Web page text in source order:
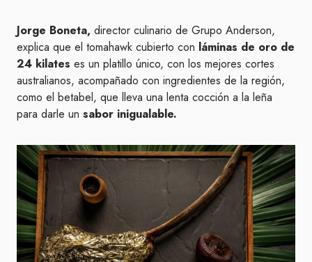
Jorge Boneta, director culinario de Grupo Anderson,
explica que el tomahawk cubierto con láminas de oro de
24 kilates es un platillo único, con los mejores cortes
australianos, acompañado con ingredientes de la región,
como el betabel, que lleva una lenta cocción a la leña
para darle un sabor inigualable.